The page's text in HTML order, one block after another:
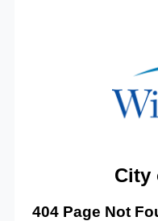
City
404 Page Not